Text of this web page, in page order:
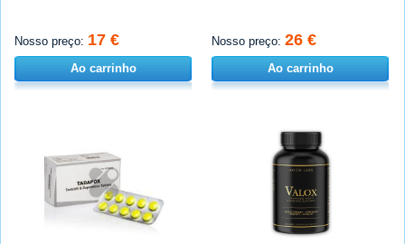
Nosso preço: 17 €
Ao carrinho
Nosso preço: 26 €
Ao carrinho